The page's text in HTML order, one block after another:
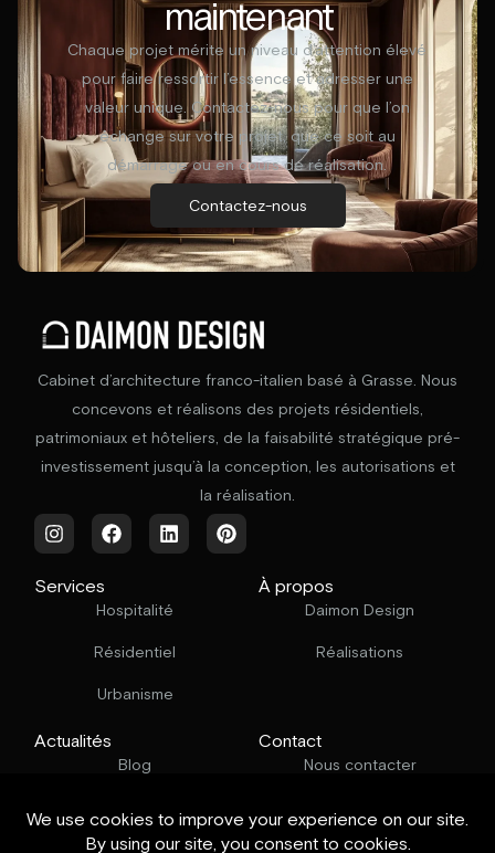
maintenant
Chaque projet mérite un niveau d’attention élevé
pour faire ressortir l’essence et adresser une
valeur unique. Contactez-nous pour que l’on
échange sur votre projet, que ce soit au
démarrage ou en cours de réalisation.
Contactez-nous
Cabinet d’architecture franco-italien basé à Grasse. Nous
concevons et réalisons des projets résidentiels,
patrimoniaux et hôteliers, de la faisabilité stratégique pré-
investissement jusqu’à la conception, les autorisations et
la réalisation.
Services
Hospitalité
Résidentiel
Urbanisme
À propos
Daimon Design
Réalisations
Actualités
Blog
Contact
Nous contacter